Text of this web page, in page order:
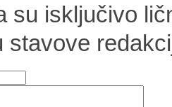
su isključivo
stavove